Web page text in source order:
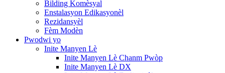
Bilding Komèsyal
Enstalasyon Edikasyonèl
Rezidansyèl
Fèm Modèn
Pwodwi yo
Inite Manyen Lè
Inite Manyen Lè Chanm Pwòp
Inite Manyen Lè DX